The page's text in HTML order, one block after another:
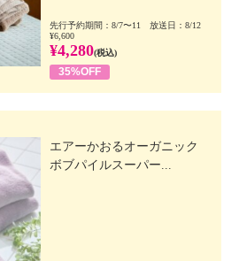
先行予約期間：8/7〜11 放送日：8/12
¥6,600
¥4,280(税込)
35%OFF
エアーかおるオーガニック
ボブパイルスーパー...